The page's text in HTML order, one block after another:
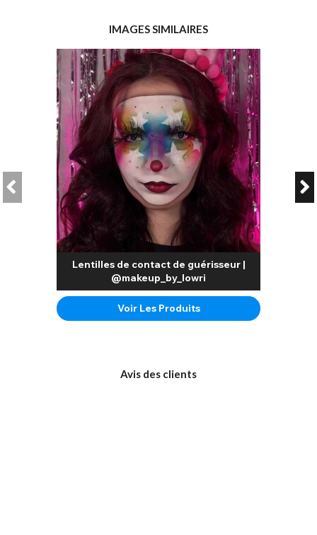
IMAGES SIMILAIRES
Lentilles de contact de guérisseur |
@makeup_by_lowri
Voir Les Produits
Avis des clients